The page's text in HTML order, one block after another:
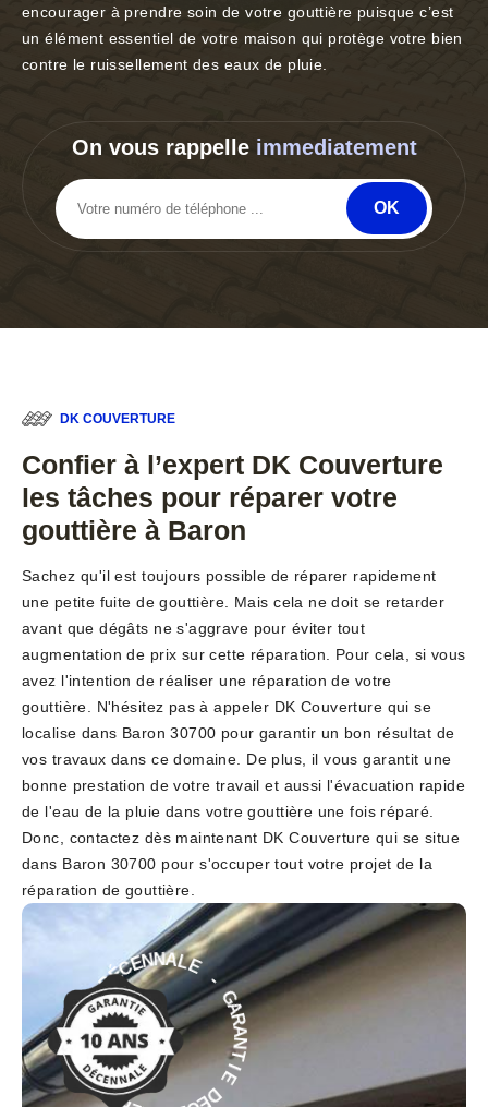
encourager à prendre soin de votre gouttière puisque c’est
un élément essentiel de votre maison qui protège votre bien
contre le ruissellement des eaux de pluie.
On vous rappelle immediatement
DK COUVERTURE
Confier à l’expert DK Couverture
les tâches pour réparer votre
gouttière à Baron
Sachez qu'il est toujours possible de réparer rapidement
une petite fuite de gouttière. Mais cela ne doit se retarder
avant que dégâts ne s'aggrave pour éviter tout
augmentation de prix sur cette réparation. Pour cela, si vous
avez l'intention de réaliser une réparation de votre
gouttière. N'hésitez pas à appeler DK Couverture qui se
localise dans Baron 30700 pour garantir un bon résultat de
vos travaux dans ce domaine. De plus, il vous garantit une
bonne prestation de votre travail et aussi l'évacuation rapide
de l'eau de la pluie dans votre gouttière une fois réparé.
Donc, contactez dès maintenant DK Couverture qui se situe
dans Baron 30700 pour s'occuper tout votre projet de la
réparation de gouttière.
R
A
N
T
I
E
D
É
C
E
NNALE - G
AR
A
N
T
I
E
D
É
C
E
N